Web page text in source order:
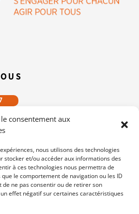
consentement aux
nous utilisons des technologies
stocker et/ou accéder aux informations des
à ces technologies nous permettra de
le comportement de navigation ou les ID
de ne pas consentir ou de retirer son
effet négatif sur certaines caractéristiques
LES RÉSEAUX